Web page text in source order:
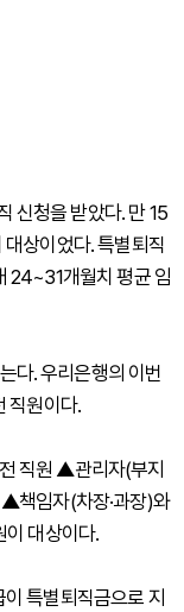
신청을 받았다. 만 15
상이었다. 특별퇴직
24~31개월치 평균 임
다. 우리은행의 이번
직원이다.
직원 ▲관리자(부지
책임자(차장·과장)와
이 대상이다.
특별퇴직금으로 지